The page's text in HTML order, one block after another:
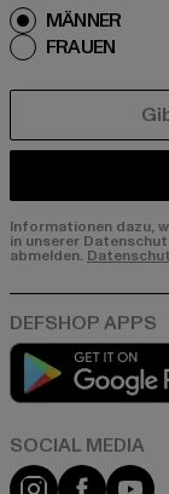
MÄNNER
FRAUEN
Informationen dazu,
in unserer
abmelden.
Instagram